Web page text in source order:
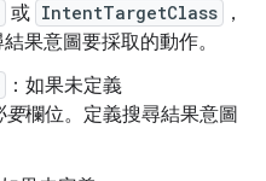
或 IntentTargetClass
，
果意圖要採取的動作。
：如果未定義
要欄位。定義搜尋結果意圖